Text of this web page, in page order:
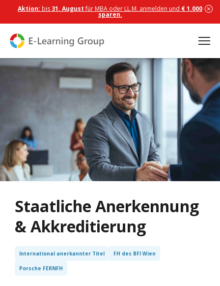
Aktion: bis 31. Augustfür MBA oder LL.M. anmelden und € 1.000
sparen.
Staatliche Anerkennung
& Akkreditierung
International anerkannter Titel FH des BFI Wien
Porsche FERNFH